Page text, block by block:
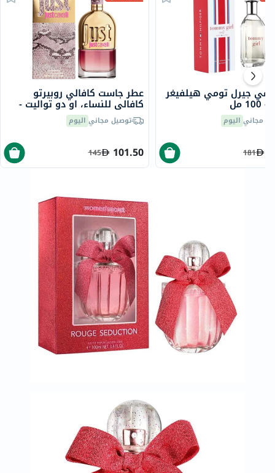
عطر جاست كافالي روبيرتو
كافالي للنساء، او دو تواليت -
90 ملتوصيل مجاني اليوم
101.50
145
جيرل تومي هيلفيغر
مل
مجاني اليوم
181